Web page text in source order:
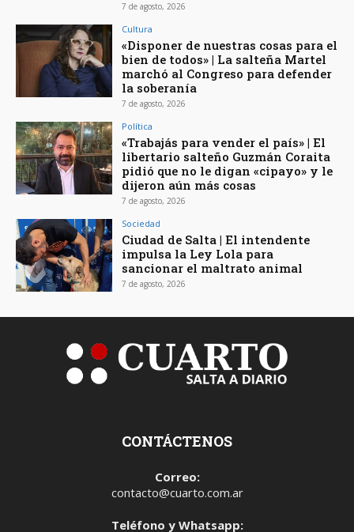
7 de agosto, 2026
Cultura
«Disponer de nuestras cosas para el
bien de todos» | La salteña Martel
marchó al Congreso para defender
la soberanía
7 de agosto, 2026
Política
«Trabajás para vender el país» | El
libertario salteño Guzmán Coraita
pidió que no le digan «cipayo» y le
dijeron aún más cosas
7 de agosto, 2026
Sociedad
Ciudad de Salta | El intendente
impulsa la Ley Lola para
sancionar el maltrato animal
7 de agosto, 2026
CONTÁCTENOS
Correo:
contacto@cuarto.com.ar
Teléfono y Whatsapp: